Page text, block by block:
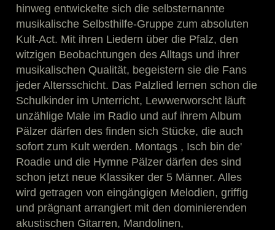
hinweg entwickelte sich die selbsternannte
musikalische Selbsthilfe-Gruppe zum absoluten
Kult-Act. Mit ihren Liedern über die Pfalz, den
witzigen Beobachtungen des Alltags und ihrer
musikalischen Qualität, begeistern sie die Fans
jeder Altersschicht. Das Palzlied lernen schon die
Schulkinder im Unterricht, Lewwerworscht läuft
unzählige Male im Radio und auf ihrem Album
Pälzer därfen des finden sich Stücke, die auch
sofort zum Kult werden. Montags , Isch bin de'
Roadie und die Hymne Pälzer därfen des sind
schon jetzt neue Klassiker der 5 Männer. Alles
wird getragen von eingängigen Melodien, griffig
und prägnant arrangiert mit den dominierenden
akustischen Gitarren, Mandolinen,